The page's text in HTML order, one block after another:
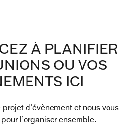
À PLANIFIER
OU VOS
ICI
projet d’évènement et nous vous
l’organiser ensemble.